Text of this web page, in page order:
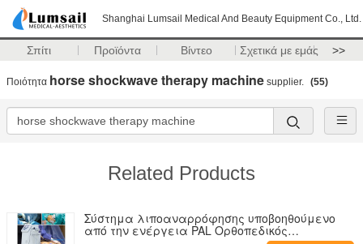
Shanghai Lumsail Medical And Beauty Equipment Co., Ltd.
Σπίτι Προϊόντα Βίντεο Σχετικά με εμάς >>
Ποιότητα horse shockwave therapy machine supplier. (55)
Related Products
Σύστημα λιποαναρρόφησης υποβοηθούμενο
από την ενέργεια PAL Ορθοπεδικός